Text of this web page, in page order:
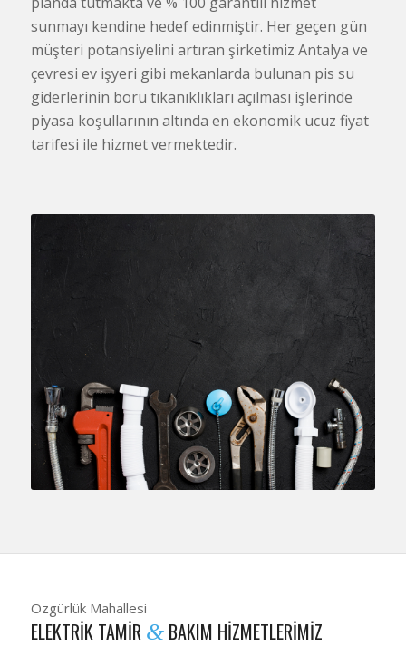
sunmayı kendine hedef edinmiştir. Her geçen gün
müşteri potansiyelini artıran şirketimiz Antalya ve
çevresi ev işyeri gibi mekanlarda bulunan pis su
giderlerinin boru tıkanıklıkları açılması işlerinde
piyasa koşullarının altında en ekonomik ucuz fiyat
tarifesi ile hizmet vermektedir.
Özgürlük Mahallesi
ELEKTRIK TAMIR &BAKIM HIZMETLERIMIZ